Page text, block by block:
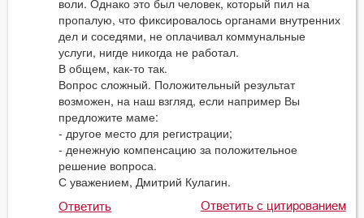
воли. Однако это был человек, который пил на
пропалую, что фиксировалось органами внутренних
дел и соседями, не оплачивал коммунальные
услуги, нигде никогда не работал.
В общем, как-то так.
Вопрос сложный. Положительный результат
возможен, на наш взгляд, если например Вы
предложите маме:
- другое место для регистрации;
- денежную компенсацию за положительное
решение вопроса.
С уважением, Дмитрий Кулагин.
Ответить Ответить с цитированием